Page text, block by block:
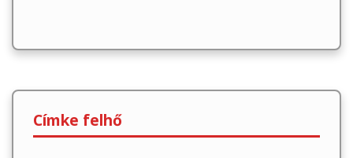
Címke felhő